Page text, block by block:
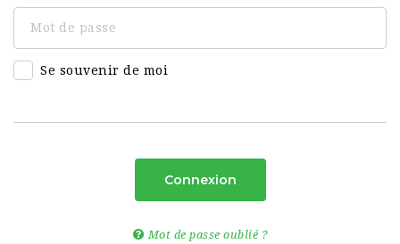
Se souvenir de moi
Connexion
Mot de passe oublié ?